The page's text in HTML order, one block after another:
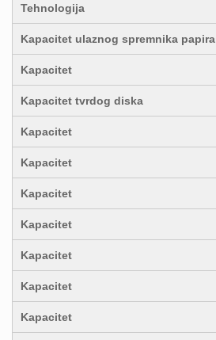
Tehnologija
Kapacitet ulaznog spremnika papira
Kapacitet
Kapacitet tvrdog diska
Kapacitet
Kapacitet
Kapacitet
Kapacitet
Kapacitet
Kapacitet
Kapacitet